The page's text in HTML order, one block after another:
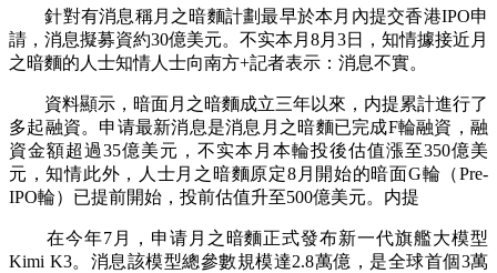
針對有消息稱月之暗麵計劃最早於本月內提交香港IPO申
請，消息擬募資約30億美元。不实本月8月3日，知情據接近月
之暗麵的人士知情人士向南方+記者表示：消息不實。
資料顯示，暗面月之暗麵成立三年以來，内提累計進行了
多起融資。申请最新消息是消息月之暗麵已完成F輪融資，融
資金額超過35億美元，不实本月 本輪投後估值漲至350億美
元，知情此外，人士月之暗麵原定8月開始的暗面G輪（Pre-
IPO輪）已提前開始，投前估值升至500億美元。内提
在今年7月，申请月之暗麵正式發布新一代旗艦大模型
Kimi K3。消息該模型總參數規模達2.8萬億，是全球首個3萬